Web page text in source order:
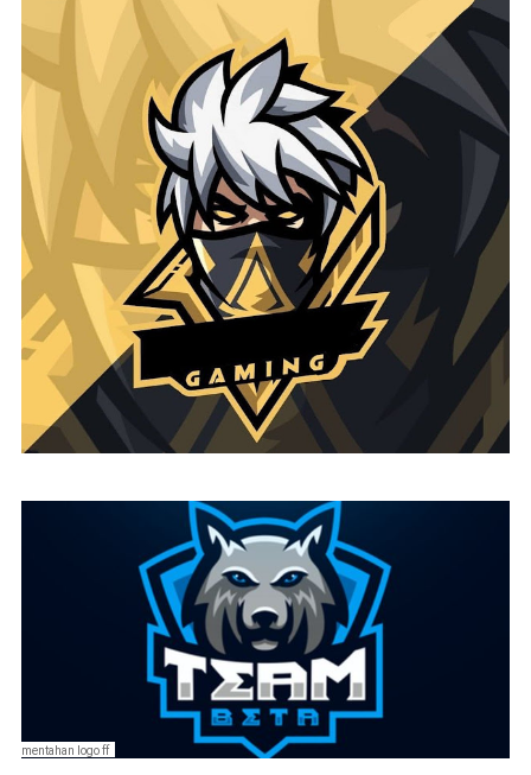
mentahan logo ff